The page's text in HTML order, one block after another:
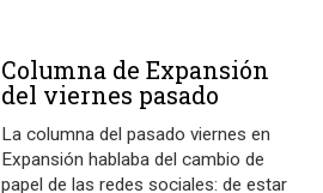
Columna de Expansión
del viernes pasado
La columna del pasado viernes en
Expansión hablaba del cambio de
papel de las redes sociales: de estar